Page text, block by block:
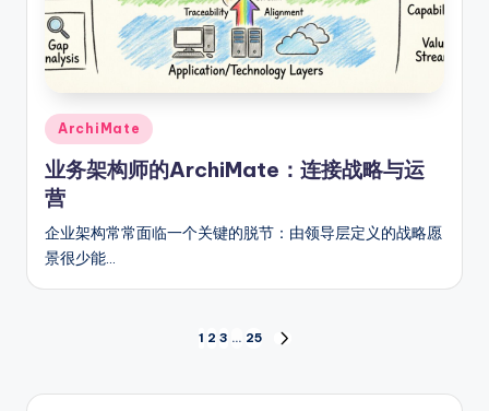
Posted
in
ArchiMate
业务架构师的ArchiMate：连接战略与运
营
企业架构常常面临一个关键的脱节：由领导层定义的战略愿
景很少能…
章
1 2 3 … 25